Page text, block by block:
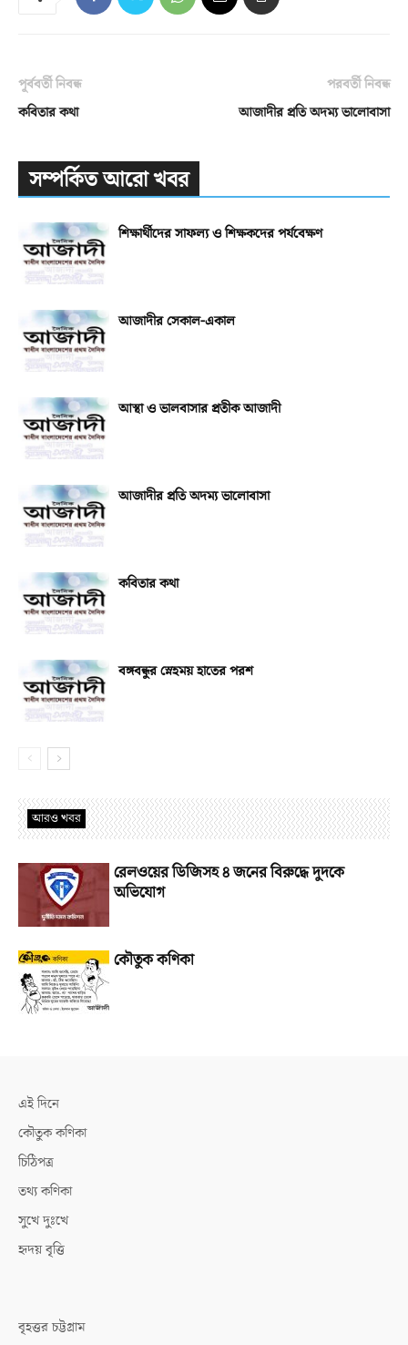
পূর্ববর্তী নিবন্ধ
কবিতার কথা
পরবর্তী নিবন্ধ
আজাদীর প্রতি অদম্য ভালোবাসা
সম্পর্কিত আরো খবর
শিক্ষার্থীদের সাফল্য ও শিক্ষকদের পর্যবেক্ষণ
আজাদীর সেকাল-একাল
আস্থা ও ভালবাসার প্রতীক আজাদী
আজাদীর প্রতি অদম্য ভালোবাসা
কবিতার কথা
বঙ্গবন্ধুর স্নেহময় হাতের পরশ
আরও খবর
রেলওয়ের ডিজিসহ ৪ জনের বিরুদ্ধে দুদকে
অভিযোগ
কৌতুক কণিকা
এই দিনে
কৌতুক কণিকা
চিঠিপত্র
তথ্য কণিকা
সুখে দুঃখে
হৃদয় বৃত্তি
বৃহত্তর চট্টগ্রাম